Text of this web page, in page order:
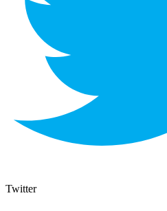
Twitter